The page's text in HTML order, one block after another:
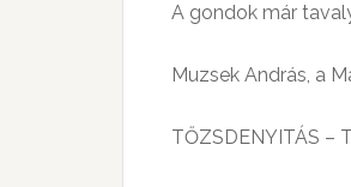
A gondok már
Muzsek András, a
TŐZSDENYITÁS –